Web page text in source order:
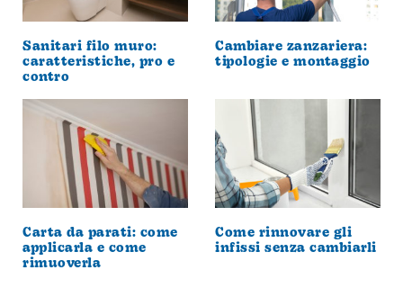
Sanitari filo muro:
caratteristiche, pro e
contro
Cambiare zanzariera:
tipologie e montaggio
Carta da parati: come
applicarla e come
rimuoverla
Come rinnovare gli
infissi senza cambiarli